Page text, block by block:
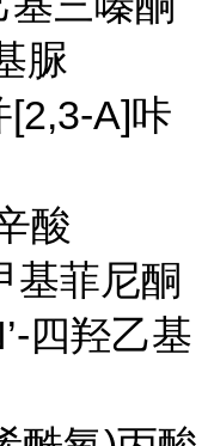
脲
[2,3-A]咔
酸
基菲尼酮
四羟乙基